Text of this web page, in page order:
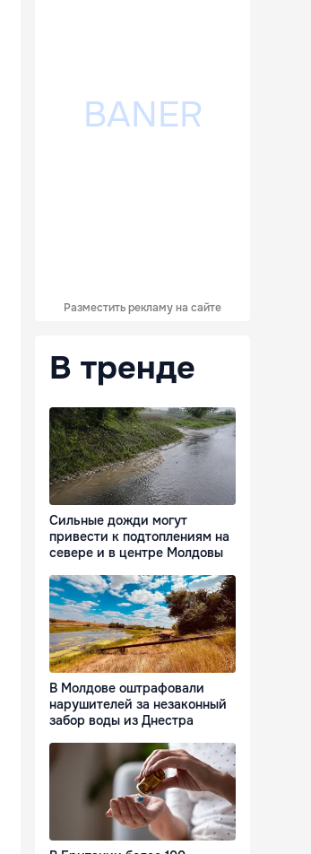
Разместить рекламу на сайте
В тренде
Сильные дожди могут
привести к подтоплениям на
севере и в центре Молдовы
В Молдове оштрафовали
нарушителей за незаконный
забор воды из Днестра